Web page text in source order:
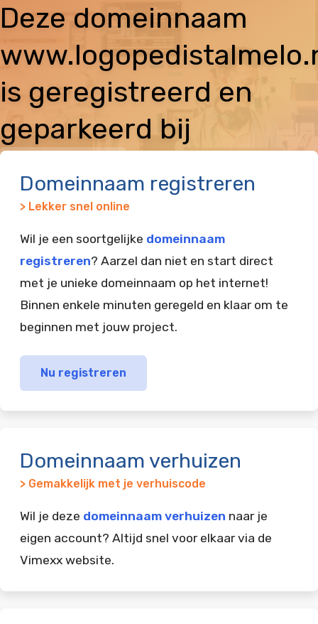
Deze domeinnaam
is geregistreerd en
geparkeerd bij
Domeinnaam registreren
> Lekker snel online
Wil je een soortgelijke domeinnaam
registreren? Aarzel dan niet en start direct
met je unieke domeinnaam op het internet!
Binnen enkele minuten geregeld en klaar om te
beginnen met jouw project.
Nu registreren
Domeinnaam verhuizen
> Gemakkelijk met je verhuiscode
Wil je deze domeinnaam verhuizen naar je
eigen account? Altijd snel voor elkaar via de
Vimexx website.